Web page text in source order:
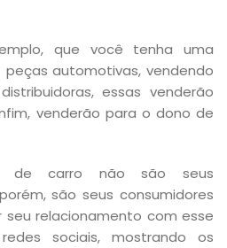
que você tenha uma
automotivas, vendendo
essas venderão
venderão para o dono de
de carro não são seus
são seus consumidores
seu relacionamento com esse
sociais, mostrando os